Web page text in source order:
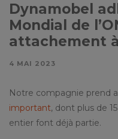
Dynamobel
Mondial de
attachement
4 MAI 2023
Notre compagnie prend
important, dont plus de
entier font déjà partie.